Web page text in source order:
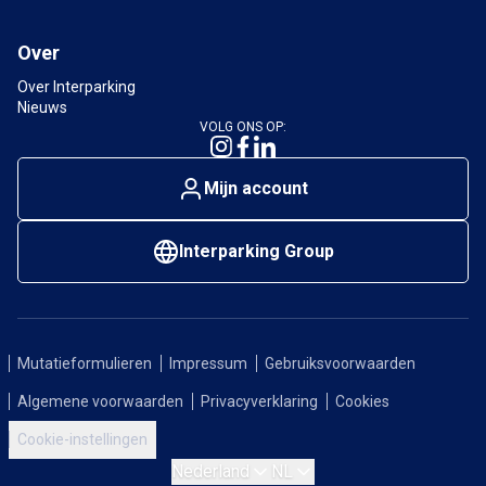
Over
Over Interparking
Nieuws
VOLG ONS OP:
Mijn account
Interparking Group
Mutatieformulieren Impressum Gebruiksvoorwaarden
Algemene voorwaarden Privacyverklaring Cookies
Cookie-instellingen
Nederland NL